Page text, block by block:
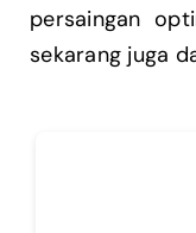
persaingan
sekarang juga